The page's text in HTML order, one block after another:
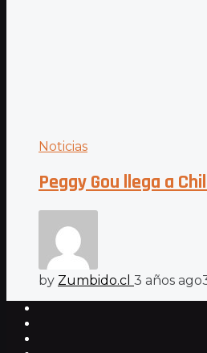
Noticias
Peggy Gou llega a
by Zumbido.cl 3 años ago